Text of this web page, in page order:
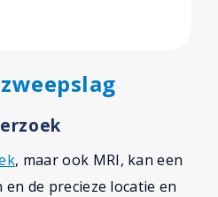
, maar ook MRI, kan een
de precieze locatie en